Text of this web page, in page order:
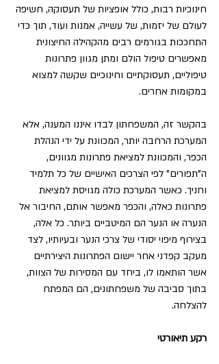
חינוכיות רבות, כולל אופציות של תעסוקה, חשיפה
לעולם של יזמות, של עשייה, אמנות ועוד, תוך כדי
התחככות בגורמים רבים מהקהילה החיצונית
מאפשרים טיפול הולם ומתן מגוון פתרונות
טיפוליים, תעסוקתיים וחינוכיים שקשה למצוא
במקומות אחרים.
בהקשר זה, המשפחתון לבדו איננו המענה, אלא
המערכת הרחבה יותר, המכוונת על ידי הנהלת
הכפר, והמכוונת למציאת פתרונות מגוונים,
ה"תפורים" לפי הצרכים האישיים של כל תלמיד
וחניך. כאשר המערכת כולה מגויסת למציאת
פתרונות כאלה, והכפר מאפשר אותם, החיבור אל
הנערה או הנער הם המיטביים ביותר. כל אלה,
בצירוף מיפוי יסודי של צרכי הנער ובעיותיו, לצד
מעקב קפדני אחר יישום הפתרונות היצירתיים
אשר הותאמו לו, ביחד עם המסירות של הצוות,
בתוך סביבה של משפחתונים, הם המפתח
להצלחה.
רקע תיאורטי